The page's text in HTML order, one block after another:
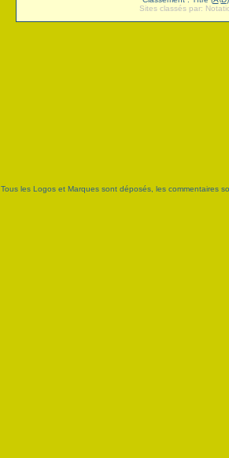
Sites classés par:
Tous les Logos et Marques sont déposés, les commentaires